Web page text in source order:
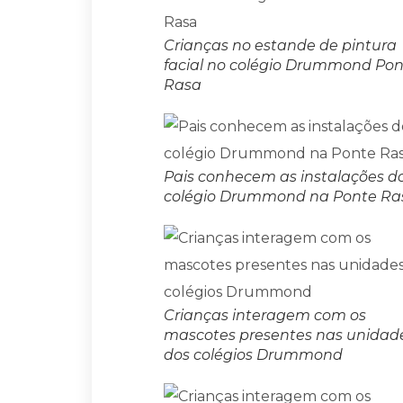
Crianças no estande de pintura
facial no colégio Drummond
Rasa
Pais conhecem as instalações
colégio Drummond na Ponte
Crianças interagem com os
mascotes presentes nas
dos colégios Drummond